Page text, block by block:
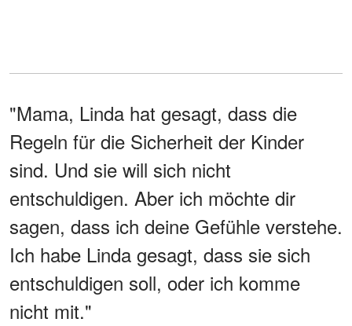
"Mama, Linda hat gesagt, dass die
Regeln für die Sicherheit der Kinder
sind. Und sie will sich nicht
entschuldigen. Aber ich möchte dir
sagen, dass ich deine Gefühle verstehe.
Ich habe Linda gesagt, dass sie sich
entschuldigen soll, oder ich komme
nicht mit."